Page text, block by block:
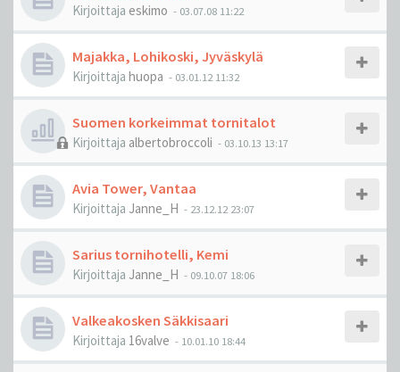
Kirjoittaja eskimo - 03.07.08 11:22
Majakka, Lohikoski, Jyväskylä
Kirjoittaja huopa - 03.01.12 11:32
Suomen korkeimmat tornitalot
Kirjoittaja albertobroccoli - 03.10.13 13:17
Avia Tower, Vantaa
Kirjoittaja Janne_H - 23.12.12 23:07
Sarius tornihotelli, Kemi
Kirjoittaja Janne_H - 09.10.07 18:06
Valkeakosken Säkkisaari
Kirjoittaja 16valve - 10.01.10 18:44